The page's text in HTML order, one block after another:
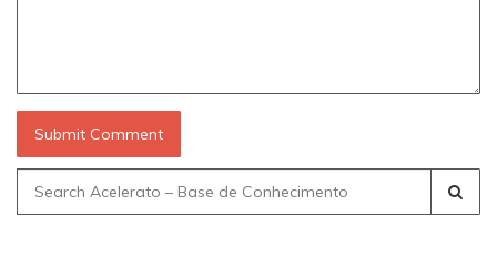
Search
for: